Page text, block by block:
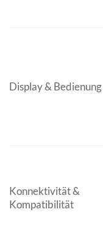
Display & Bedienung
Konnektivität &
Kompatibilität